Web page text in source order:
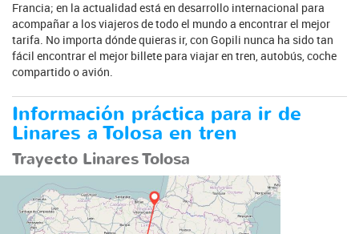
Francia; en la actualidad está en desarrollo internacional para
acompañar a los viajeros de todo el mundo a encontrar el mejor
tarifa. No importa dónde quieras ir, con Gopili nunca ha sido tan
fácil encontrar el mejor billete para viajar en tren, autobús, coche
compartido o avión.
Información práctica para ir de
Linares a Tolosa en tren
Trayecto Linares Tolosa